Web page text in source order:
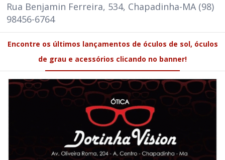
Rua Benjamin Ferreira, 534, Chapadinha-MA (98)
98456-6764
Encontre os últimos lançamentos de óculos de sol, óculos
de grau e acessórios clicando no banner!